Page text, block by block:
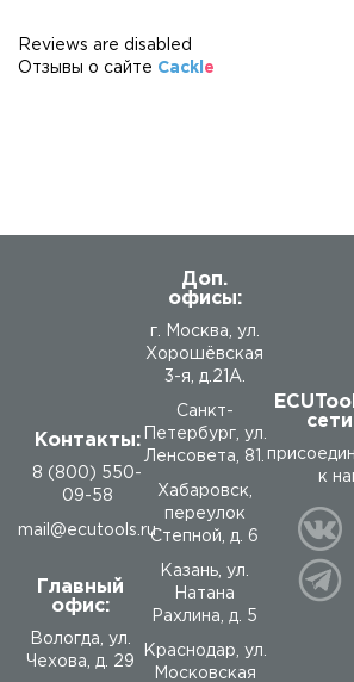
Reviews are disabled
Отзывы о сайте Cackl e
Контакты:
8 (800) 550-
09-58
mail@ecutools.ru
Главный
офис:
Вологда
ул.
Чехова, д. 29
Доп.
офисы:
г. Москва, ул.
Хорошёвская
3-я, д.21А.
Санкт-
Петербург, ул.
Ленсовета, 81.
Хабаровск,
переулок
Степной, д. 6
Казань, ул.
Натана
Рахлина, д. 5
Краснодар, ул.
Московская
сети
к